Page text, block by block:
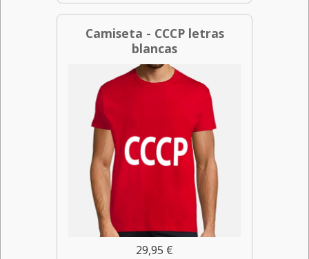
Camiseta - CCCP letras
blancas
29,95 €